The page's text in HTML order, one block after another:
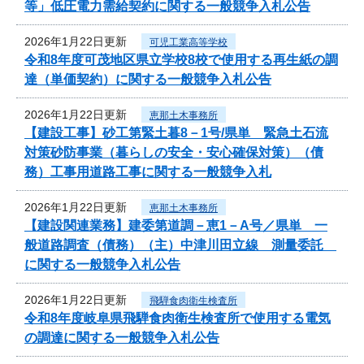
等」低圧電力需給契約に関する一般競争入札公告
2026年1月22日更新 可児工業高等学校
令和8年度可茂地区県立学校8校で使用する再生紙の調
達（単価契約）に関する一般競争入札公告
2026年1月22日更新 恵那土木事務所
【建設工事】砂工第緊土暮8－1号/県単 緊急土石流
対策砂防事業（暮らしの安全・安心確保対策）（債
務）工事用道路工事に関する一般競争入札
2026年1月22日更新 恵那土木事務所
【建設関連業務】建委第道調－恵1－A号／県単 一
般道路調査（債務）（主）中津川田立線 測量委託
に関する一般競争入札公告
2026年1月22日更新 飛騨食肉衛生検査所
令和8年度岐阜県飛騨食肉衛生検査所で使用する電気
の調達に関する一般競争入札公告